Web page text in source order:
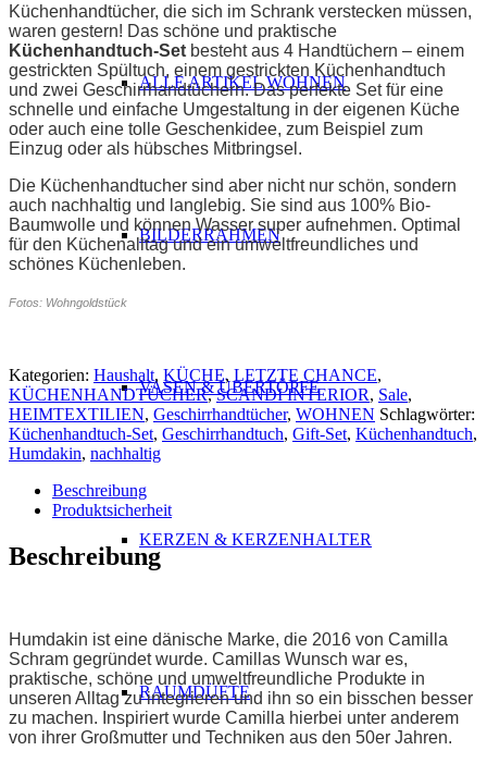
ALLE ARTIKEL WOHNEN
BILDERRAHMEN
VASEN & ÜBERTÖPFE
KERZEN & KERZENHALTER
RAUMDÜFTE
Küchenhandtücher, die sich im Schrank verstecken müssen,
waren gestern! Das schöne und praktische
Küchenhandtuch-Set besteht aus 4 Handtüchern – einem
gestrickten Spültuch, einem gestrickten Küchenhandtuch
und zwei Geschirrhandtüchern. Das perfekte Set für eine
schnelle und einfache Umgestaltung in der eigenen Küche
oder auch eine tolle Geschenkidee, zum Beispiel zum
Einzug oder als hübsches Mitbringsel.
Die Küchenhandtucher sind aber nicht nur schön, sondern
auch nachhaltig und langlebig. Sie sind aus 100% Bio-
Baumwolle und können Wasser super aufnehmen. Optimal
für den Küchenalltag und ein umweltfreundliches und
schönes Küchenleben.
Fotos: Wohngoldstück
Kategorien: Haushalt, KÜCHE, LETZTE CHANCE,
KÜCHENHANDTÜCHER,SCANDI INTERIOR, Sale,
HEIMTEXTILIEN, Geschirrhandtücher, WOHNEN Schlagwörter:
Küchenhandtuch-Set, Geschirrhandtuch, Gift-Set, Küchenhandtuch,
Humdakin, nachhaltig
Beschreibung
Produktsicherheit
Beschreibung
Humdakin ist eine dänische Marke, die 2016 von Camilla
Schram gegründet wurde. Camillas Wunsch war es,
praktische, schöne und umweltfreundliche Produkte in
unseren Alltag zu integrieren und ihn so ein bisschen besser
zu machen. Inspiriert wurde Camilla hierbei unter anderem
von ihrer Großmutter und Techniken aus den 50er Jahren.